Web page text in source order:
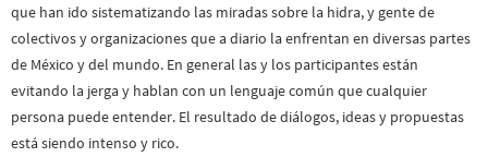
que han ido sistematizando las miradas sobre la hidra, y gente de
colectivos y organizaciones que a diario la enfrentan en diversas partes
de México y del mundo. En general las y los participantes están
evitando la jerga y hablan con un lenguaje común que cualquier
persona puede entender. El resultado de diálogos, ideas y propuestas
está siendo intenso y rico.